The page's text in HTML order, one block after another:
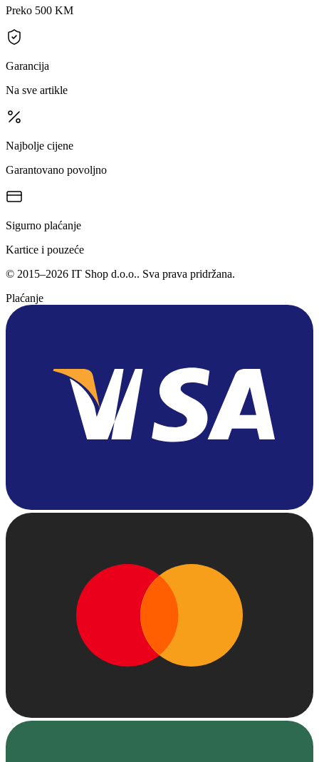
Preko 500 KM
Garancija
Na sve artikle
Najbolje cijene
Garantovano povoljno
Sigurno plaćanje
Kartice i pouzeće
© 2015–2026 IT Shop d.o.o.. Sva prava pridržana.
Plaćanje